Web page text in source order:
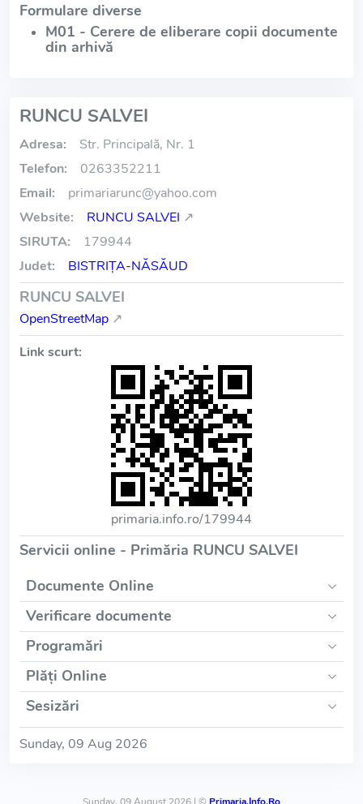
Formulare diverse
M01 - Cerere de eliberare copii documente
din arhivă
RUNCU SALVEI
Adresa:
Str. Principală, Nr. 1
Telefon:
0263352211
Email:
primariarunc@yahoo.com
Website:
RUNCU SALVEI ↗
SIRUTA:
179944
Judet:
BISTRIŢA-NĂSĂUD
RUNCU SALVEI
OpenStreetMap ↗
Link scurt:
primaria.info.ro/179944
Servicii online - Primăria RUNCU SALVEI
Documente Online
Verificare documente
Programări
Plăți Online
Sesizări
Sunday, 09 Aug 2026
Sunday, 09 August 2026 | © Primaria.Info.Ro